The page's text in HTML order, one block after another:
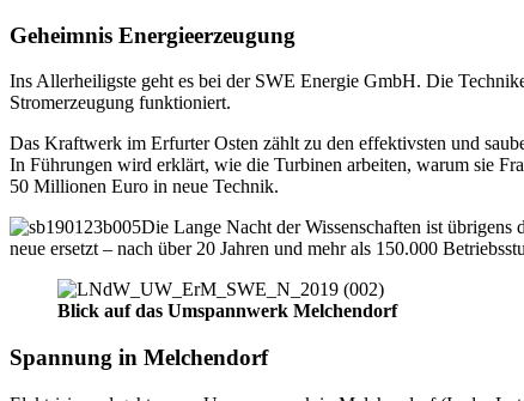
Geheimnis Energieerzeugung
Ins Allerheiligste geht es bei der SWE Energie GmbH. Die
Stromerzeugung funktioniert.
Das Kraftwerk im Erfurter Osten zählt zu den effektivsten und
In Führungen wird erklärt, wie die Turbinen arbeiten, warum sie
50 Millionen Euro in neue Technik.
Die Lange Nacht der Wissenschaften ist
neue ersetzt – nach über 20 Jahren und mehr als 150.000
Blick auf das Umspannwerk Melchendorf
Spannung in Melchendorf